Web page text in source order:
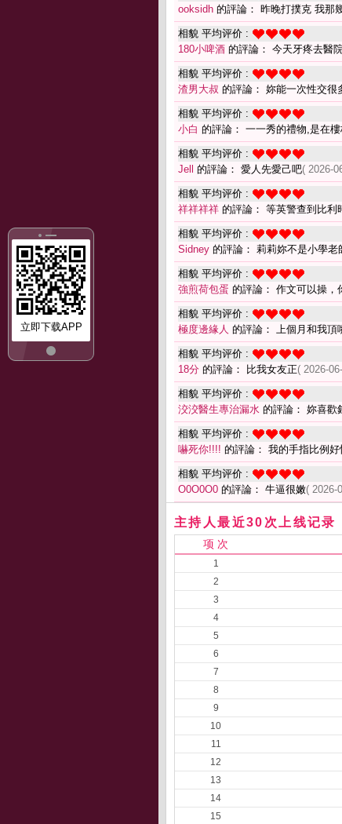
立即下载APP
ooksidh 的評論： 昨晚打撲克 我那
相貌 平均评价 :
180小啤酒 的評論： 今天牙疼去醫
相貌 平均评价 :
渣男大叔 的評論： 妳能一次性交很
相貌 平均评价 :
小白 的評論： 一一秀的禮物,是在
相貌 平均评价 :
Jell
的評論： 愛人先愛己吧( 2026-
相貌 平均评价 :
祥祥祥祥 的評論： 等英警查到比利
相貌 平均评价 :
Sidney 的評論： 莉莉妳不是小學
相貌 平均评价 :
強煎荷包蛋 的評論： 作文可以操，
相貌 平均评价 :
極度邊緣人 的評論： 上個月和我頂
相貌 平均评价 :
18分 的評論： 比我女友正( 2026-
相貌 平均评价 :
洨洨醫生專治漏水 的評論： 妳喜歡
相貌 平均评价 :
嚇死你!!!! 的評論： 我的手指比例
相貌 平均评价 :
O0O0O0 的評論： 牛逼很嫩( 2026-
主持人最近30次上线记录
项 次
1
2
3
4
5
6
7
8
9
10
11
12
13
14
15